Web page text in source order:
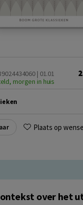
| 01.01
morgen in huis
Plaats op
over het